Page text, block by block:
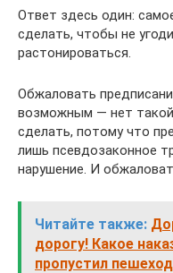
Ответ здесь один:
сделать, чтобы не
растонироваться.
Обжаловать
возможным — нет
сделать, потому что
лишь псевдозаконное
нарушение. И
Читайте также:
дорогу! Какое
пропустил